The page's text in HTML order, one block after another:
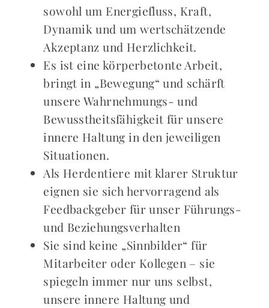
sowohl um Energiefluss, Kraft,
Dynamik und um wertschätzende
Akzeptanz und Herzlichkeit.
Es ist eine körperbetonte Arbeit,
bringt in „Bewegung“ und schärft
unsere Wahrnehmungs- und
Bewusstheitsfähigkeit für unsere
innere Haltung in den jeweiligen
Situationen.
Als Herdentiere mit klarer Struktur
eignen sie sich hervorragend als
Feedbackgeber für unser Führungs-
und Beziehungs­verhalten
Sie sind keine „Sinnbilder“ für
Mitarbeiter oder Kollegen – sie
spiegeln immer nur uns selbst,
unsere innere Haltung und